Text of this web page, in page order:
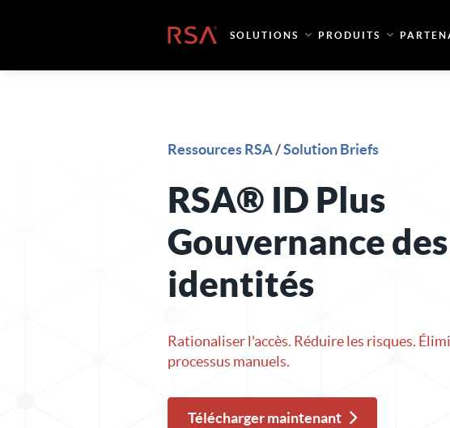
Accueil SOLUTIONS PRODUITS
Ressources RSA/Solution Briefs
RSA® ID Plus
Gouvernance des
identités
Rationaliser l'accès. Réduire les risques.
processus manuels.
Télécharger maintenant